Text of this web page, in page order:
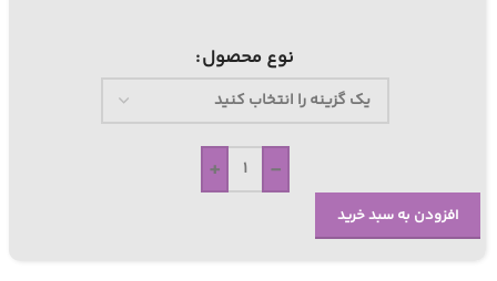
نوع محصول
-
+
افزودن به سبد خرید